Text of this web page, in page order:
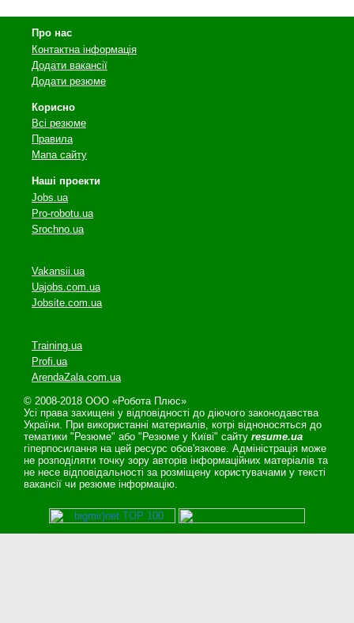
Про нас
Контактна інформація
Додати вакансії
Додати резюме
Корисно
Всі резюме
Правила
Мапа сайту
Наші проекти
Jobs.ua
Pro-robotu.ua
Srochno.ua
Vakansii.ua
Uajobs.com.ua
Jobsite.com.ua
Training.ua
Profi.ua
ArendaZala.com.ua
© 2008-2018 ООО «Робота Плюс»
Усі права захищені у відповідності до діючого законодавства
України. При використанні материалів, котрі відноносяться до
тематики "Резюме" або "Резюме у Київі" сайту resume.ua
гіперпосилання на цей ресурс обов'язкове. Адміністрація може
не розподіляти точку зору авторів інформаційних матеріалів та
не несе відповідальності за розміщену користувачами у тексті
вакансії чи резюме інформацію.